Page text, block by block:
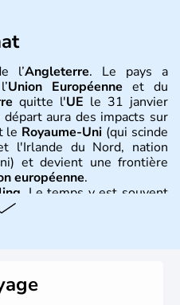
l’Angleterre. Le pays a
Union Européenne et du
quitte l'UE le 31 janvier
aura des impacts sur
le Royaume-Uni (qui scinde
l'Irlande du Nord, nation
et devient une frontière
européenne.
. Le temps y est souvent
: il s’agit d’un